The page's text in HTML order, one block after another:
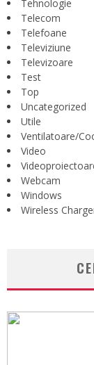
Tehnologie
Telecom
Telefoane
Televiziune
Televizoare
Test
Top
Uncategorized
Utile
Ventilatoare/
Video
Webcam
Windows
Wireless